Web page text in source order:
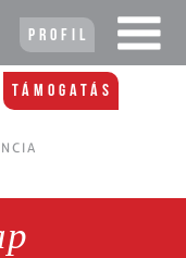
Profil
Támogatás